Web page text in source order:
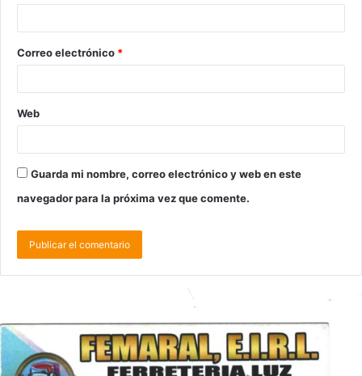
Correo electrónico *
Web
Guarda mi nombre, correo electrónico y web en este
navegador para la próxima vez que comente.